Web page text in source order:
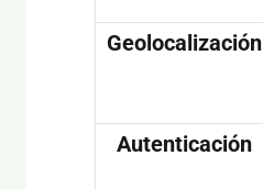
Geolocalización
Autenticación